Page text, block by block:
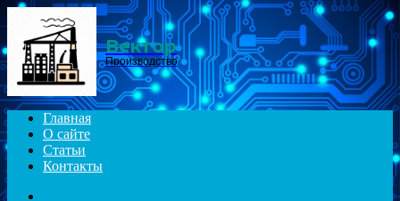
Вектор
Производство
Главная
О сайте
Статьи
Контакты